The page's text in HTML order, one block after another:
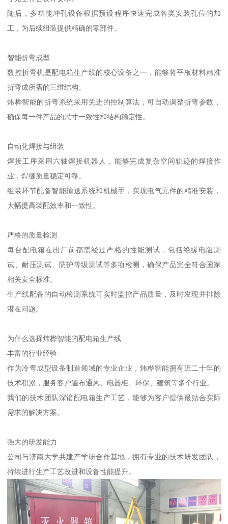
随后，多功能冲孔设备根据预设程序快速完成各类安装孔位的加
工，为后续组装提供精确的零部件。
智能折弯成型
数控折弯机是配电箱生产线的核心设备之一，能够将平板材料精准
折弯成所需的三维结构。
炜桦智能的折弯系统采用先进的控制算法，可自动调整折弯参数，
确保每一件产品的尺寸一致性和结构稳定性。
自动化焊接与组装
焊接工序采用六轴焊接机器人，能够完成复杂空间轨迹的焊接作
业，焊缝质量稳定可靠。
组装环节配备智能输送系统和机械手，实现电气元件的精准安装，
大幅提高装配效率和一致性。
严格的质量检测
每台配电箱在出厂前都需经过严格的性能测试，包括绝缘电阻测
试、耐压测试、防护等级测试等多项检测，确保产品完全符合国家
相关安全标准。
生产线配备的自动检测系统可实时监控产品质量，及时发现并排除
潜在问题。
为什么选择炜桦智能的配电箱生产线
丰富的行业经验
作为冷弯成型设备制造领域的专业企业，炜桦智能拥有近二十年的
技术积累，服务客户遍布通风、电器柜、环保、建筑等多个行业。
我们的技术团队深谙配电箱生产工艺，能够为客户提供最贴合实际
需求的解决方案。
强大的研发能力
公司与济南大学共建产学研合作基地，拥有专业的技术研发团队，
持续进行生产工艺改进和设备性能提升。